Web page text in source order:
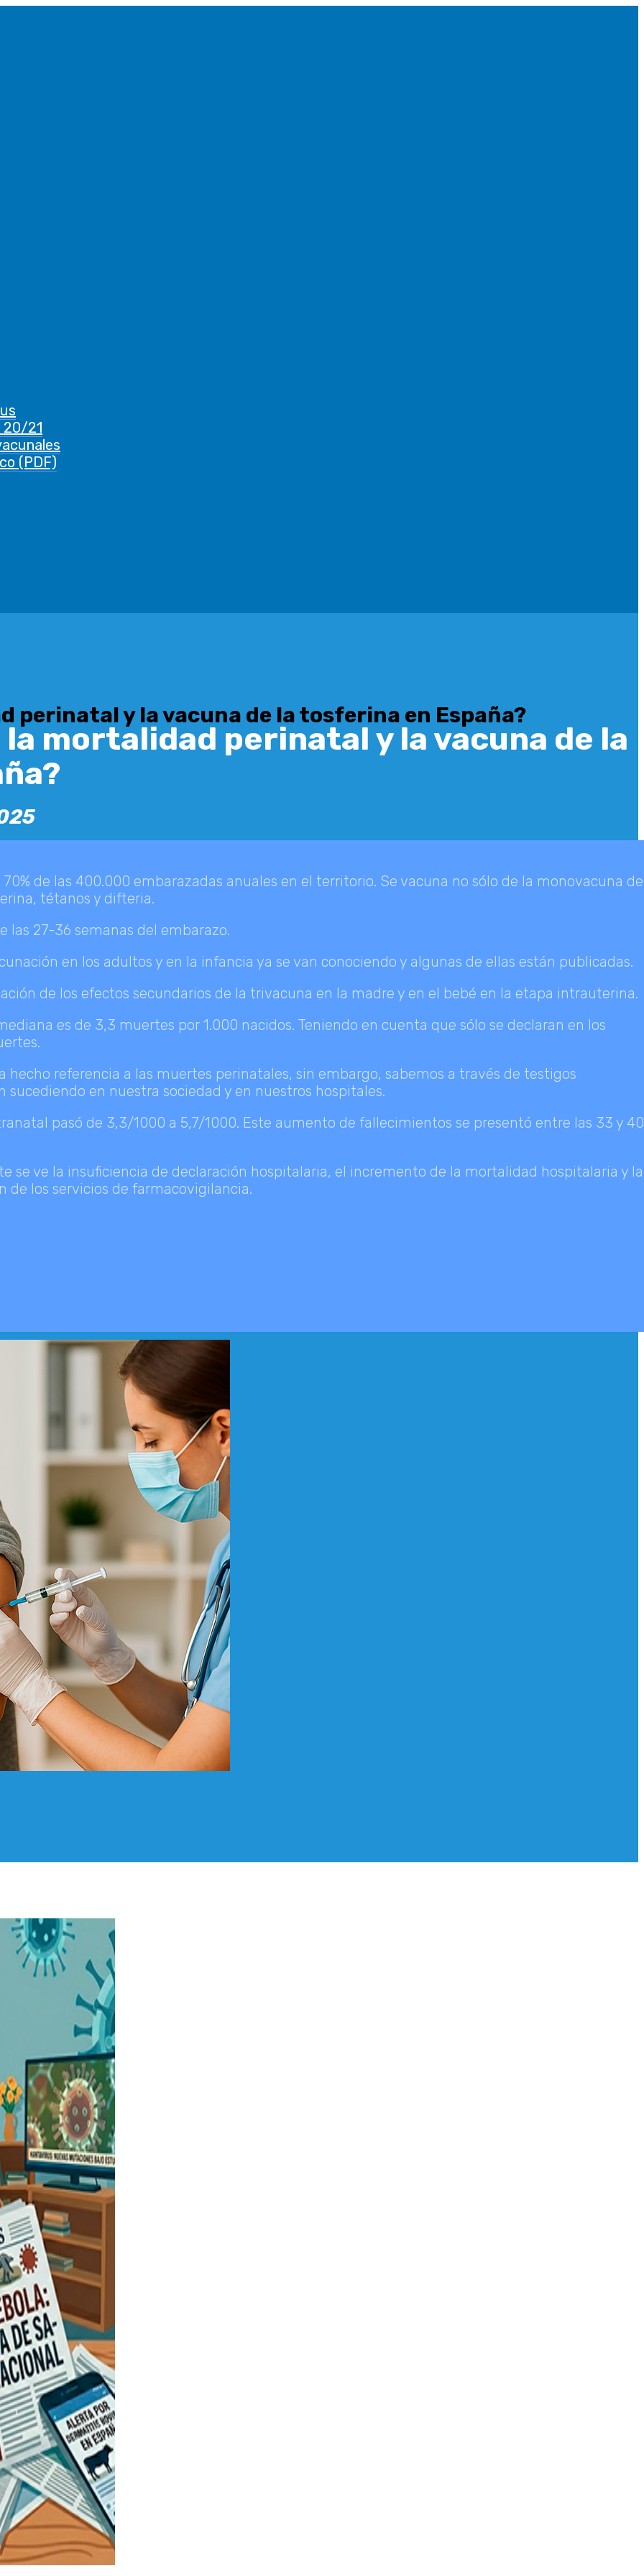
20/21
(PDF)
perinatal y la vacuna de la tosferina en España?
la mortalidad perinatal y la vacuna de la
de las 400.000 embarazadas anuales en el territorio. Se vacuna no sólo de la monovacuna de
tétanos y difteria.
las 27-36 semanas del embarazo.
en los adultos y en la infancia ya se van conociendo y algunas de ellas están publicadas.
de los efectos secundarios de la trivacuna en la madre y en el bebé en la etapa intrauterina.
es de 3,3 muertes por 1.000 nacidos. Teniendo en cuenta que sólo se declaran en los
referencia a las muertes perinatales, sin embargo, sabemos a través de testigos
sucediendo en nuestra sociedad y en nuestros hospitales.
pasó de 3,3/1000 a 5,7/1000. Este aumento de fallecimientos se presentó entre las 33 y 40
se ve la insuficiencia de declaración hospitalaria, el incremento de la mortalidad hospitalaria y la
de los servicios de farmacovigilancia.